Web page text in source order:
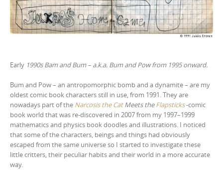
Early 1990s Bam and Bum – a.k.a. Bum and Pow from 1995 onward.
Bum and Pow – an antropomorphic bomb and a dynamite – are my
oldest comic book characters still in use, from 1991. They are
nowadays part of the Narcosis the CatMeets theFlapsticks-comic
book world that was re-discovered in 2007 from my 1997–1999
mathematics and physics book doodles and illustrations. I noticed
that some of the characters, beings and things had obviously
escaped from the same universe so I started to investigate these
little critters, their peculiar habits and their world in a more accurate
way.